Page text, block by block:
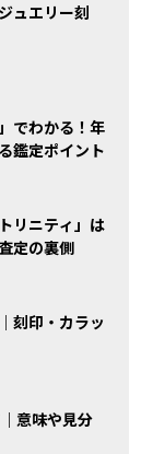
ュエリー刻
でわかる！年
鑑定ポイント
リニティ」は
定の裏側
刻印・カラッ
意味や見分